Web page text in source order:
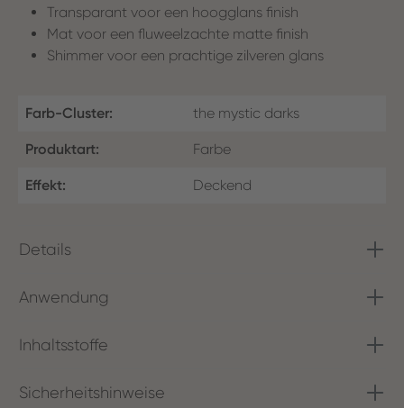
Transparant voor een hoogglans finish
Mat voor een fluweelzachte matte finish
Shimmer voor een prachtige zilveren glans
Farb-Cluster: the mystic darks
Produktart: Farbe
Effekt: Deckend
Details
Anwendung
Inhaltsstoffe
Sicherheitshinweise